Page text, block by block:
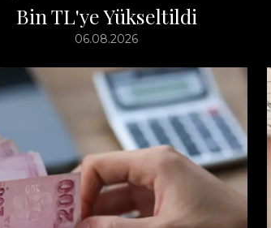
Bin TL'ye Yükseltildi
06.08.2026